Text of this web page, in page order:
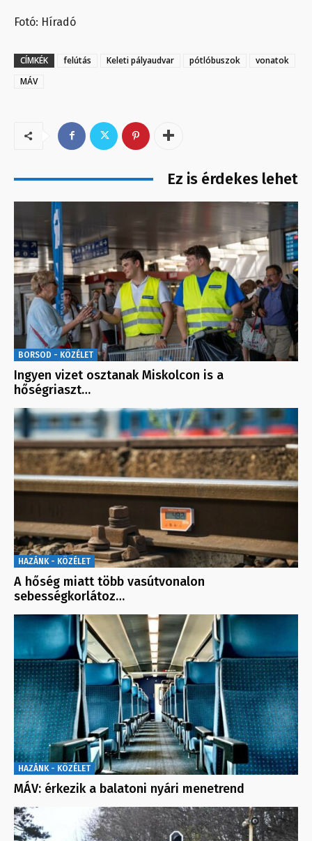
Fotó: Híradó
CÍMKÉK felútás Keleti pályaudvar pótlóbuszok
vonatok
MÁV
Ez is érdekes lehet
BORSOD - KÖZÉLET
Ingyen vizet osztanak Miskolcon is a
hőségriaszt…
HAZÁNK - KÖZÉLET
A hőség miatt több vasútvonalon
sebességkorlátoz…
HAZÁNK - KÖZÉLET
MÁV: érkezik a balatoni nyári menetrend